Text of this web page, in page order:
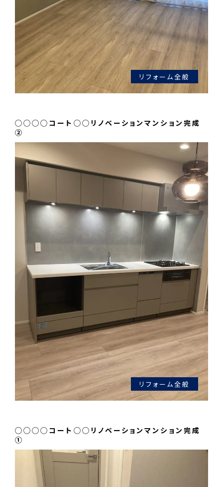
リフォーム全般
◯◯◯◯コート◯◯リノベーションマンション完成
②
リフォーム全般
◯◯◯◯コート◯◯リノベーションマンション完成
①